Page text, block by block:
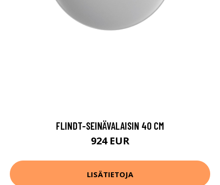
FLINDT-SEINÄVALAISIN 40 CM
924 EUR
LISÄTIETOJA